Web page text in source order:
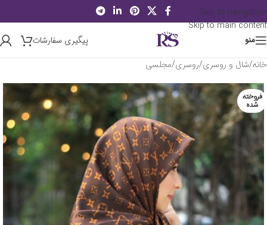
Skip to navigation
Skip to main content
منو
پیگیری سفارشات
خانه/شال و روسری/روسری/مجلسی
فروخته
شده